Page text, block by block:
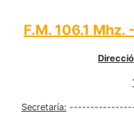
F.M. 106.1 Mhz.
Secretaría: